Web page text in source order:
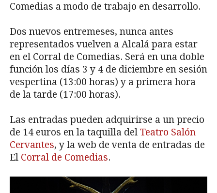
Comedias a modo de trabajo en desarrollo.
Dos nuevos entremeses, nunca antes
representados vuelven a Alcalá para estar
en el Corral de Comedias. Será en una doble
función los días 3 y 4 de diciembre en sesión
vespertina (13:00 horas) y a primera hora
de la tarde (17:00 horas).
Las entradas pueden adquirirse a un precio
de 14 euros en la taquilla del Teatro Salón
Cervantes, y la web de venta de entradas de
El Corral de Comedias.